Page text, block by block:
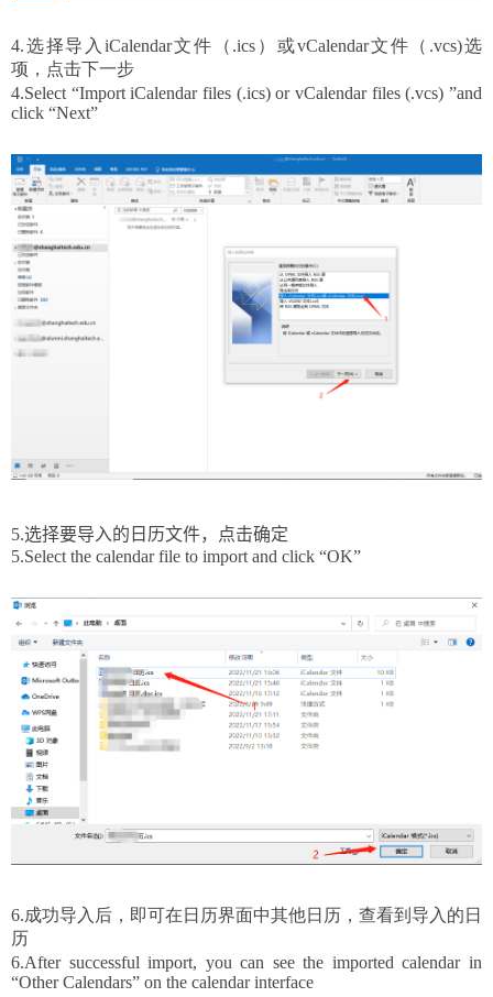
4.选择导入iCalendar文件（ .ics ）或vCalendar文件（ .vcs)选
项，点击下一步
4.Select “Import iCalendar files (.ics) or vCalendar files (.vcs) ”and
click “Next”
5.选择要导入的日历文件，点击确定
5.Select the calendar file to import and click “OK”
6.成功导入后，即可在日历界面中其他日历，查看到导入的日
历
6.After successful import, you can seethe imported calendar in
“OtherCalendars” on the calendar interface